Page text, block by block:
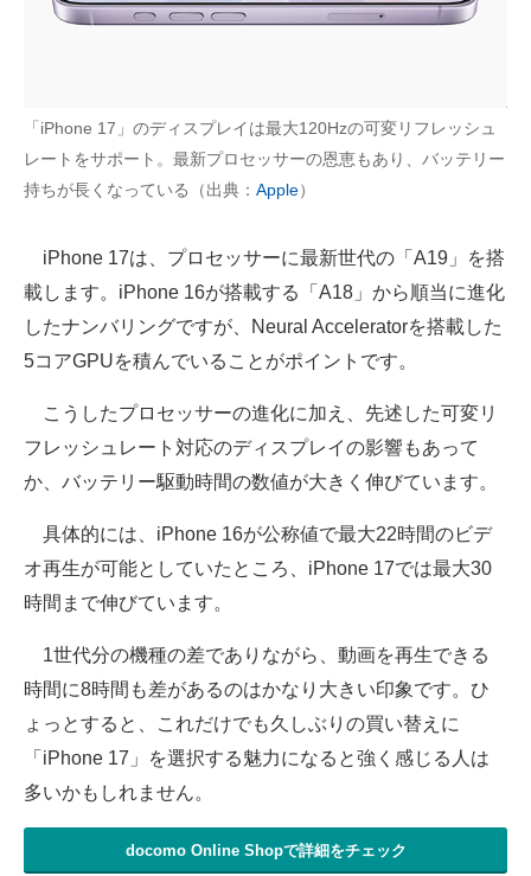
「iPhone 17」のディスプレイは最大120Hzの可変リフレッシュ
レートをサポート。最新プロセッサーの恩恵もあり、バッテリー
持ちが長くなっている（出典： Apple）
iPhone 17は、プロセッサーに最新世代の「A19」を搭
載します。iPhone 16が搭載する「A18」から順当に進化
したナンバリングですが、Neural Acceleratorを搭載した
5コアGPUを積んでいることがポイントです。
こうしたプロセッサーの進化に加え、先述した可変リ
フレッシュレート対応のディスプレイの影響もあって
か、バッテリー駆動時間の数値が大きく伸びています。
具体的には、iPhone 16が公称値で最大22時間のビデ
オ再生が可能としていたところ、iPhone 17では最大30
時間まで伸びています。
1世代分の機種の差でありながら、動画を再生できる
時間に8時間も差があるのはかなり大きい印象です。ひ
ょっとすると、これだけでも久しぶりの買い替えに
「iPhone 17」を選択する魅力になると強く感じる人は
多いかもしれません。
docomo Online Shopで詳細をチェック